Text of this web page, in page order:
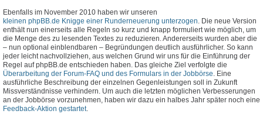
Ebenfalls im November 2010 haben wir unseren
kleinen phpBB.de Knigge einer Runderneuerung unterzogen. Die neue Version
enthält nun einerseits alle Regeln so kurz und knapp formuliert wie möglich, um
die Menge des zu lesenden Textes zu reduzieren. Andererseits wurden aber die
– nun optional einblendbaren – Begründungen deutlich ausführlicher. So kann
jeder leicht nachvollziehen, aus welchen Grund wir uns für die Einführung der
Regel auf phpBB.de entschieden haben. Das gleiche Ziel verfolgte die
Überarbeitung der Forum-FAQ und des Formulars in der Jobbörse. Eine
ausführliche Beschreibung der einzelnen Gegenleistungen soll in Zukunft
Missverständnisse verhindern. Um auch die letzten möglichen Verbesserungen
an der Jobbörse vorzunehmen, haben wir dazu ein halbes Jahr später noch eine
Feedback-Aktion gestartet.